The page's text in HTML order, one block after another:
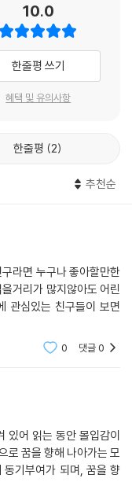
썼다. 대회 최고의 골도
아차기 골이었다. 또 7경
. 독일에서 열린 유로20
위한 무대가 됐다.
라는 신기록을 쓸 준비를
면 현재 호나우두가 갖
게 쓰게 된다. 그리고 이
한번 전 세계에 알리는
상하는 그 특별한 날을
니라 스페인 국가대표팀
서 스페인의 최연소 주전
으로 이끈 장면은 그의
것이다.
과 전통, 전술적 정체성
훈련뿐 아니라 경기 이
교육을 받는다. 바르셀
계적인 선수를 배출해왔
탐구하는
만, 라민 야말처럼 등장과
메시의 전성기를 목격
셀로나의 영광을 보고
넘어, 바르셀로나가 오
그를 키워낸 요람, ‘라 마
어로 ‘농가’를 뜻하는 라
어, 바르셀로나의 영혼이
라는 모토 아래, 선수들
10.0
한줄평 쓰기
혜택 및 유의사항
한줄평 2
추천순
라면 누구나 좋아할만한
거리가 많지않아도 어린
관심있는 친구들이 보면
0 댓글0
있어 읽는 동안 몰입감이
로 꿈을 향해 나아가는 모
기부여가 되며, 꿈을 향